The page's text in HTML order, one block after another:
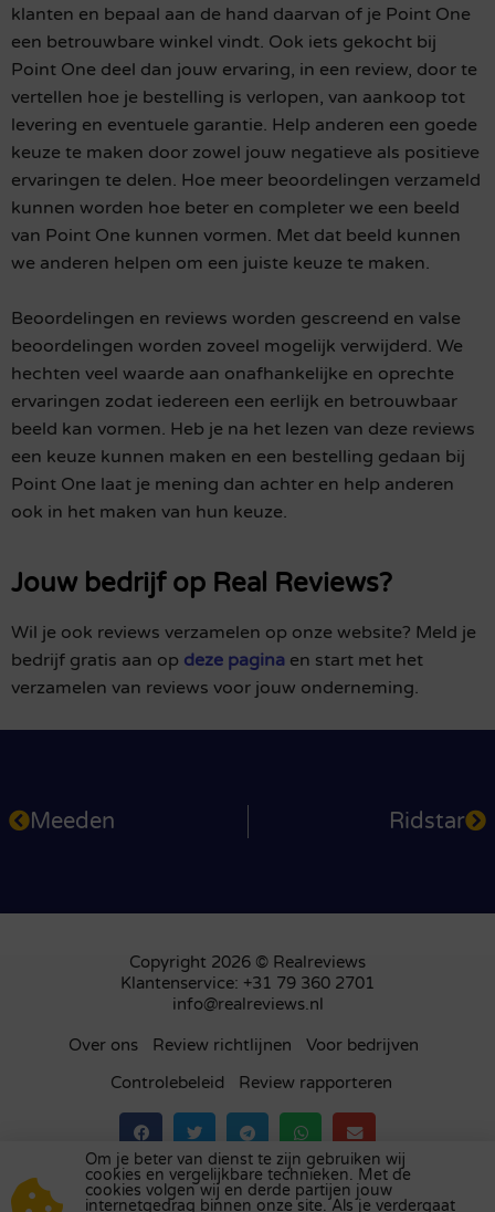
klanten en bepaal aan de hand daarvan of je Point One
een betrouwbare winkel vindt. Ook iets gekocht bij
Point One deel dan jouw ervaring, in een review, door te
vertellen hoe je bestelling is verlopen, van aankoop tot
levering en eventuele garantie. Help anderen een goede
keuze te maken door zowel jouw negatieve als positieve
ervaringen te delen. Hoe meer beoordelingen verzameld
kunnen worden hoe beter en completer we een beeld
van Point One kunnen vormen. Met dat beeld kunnen
we anderen helpen om een juiste keuze te maken.
Beoordelingen en reviews worden gescreend en valse
beoordelingen worden zoveel mogelijk verwijderd. We
hechten veel waarde aan onafhankelijke en oprechte
ervaringen zodat iedereen een eerlijk en betrouwbaar
beeld kan vormen. Heb je na het lezen van deze reviews
een keuze kunnen maken en een bestelling gedaan bij
Point One laat je mening dan achter en help anderen
ook in het maken van hun keuze.
Jouw bedrijf op Real Reviews?
Wil je ook reviews verzamelen op onze website? Meld je
bedrijf gratis aan op deze pagina en start met het
verzamelen van reviews voor jouw onderneming.
Meeden Ridstar
Copyright 2026 © Realreviews
Klantenservice: +31 79 360 2701
info@realreviews.nl
Over ons Review richtlijnen
Voor bedrijven
Controlebeleid
Review rapporteren
Bezoek ons review platform inhet Verenigd
Om je beter van dienst te zijn gebruiken wij
cookies en vergelijkbare technieken. Met de
cookies volgen wij en derde partijen jouw
internetgedrag binnen onze site. Als je verdergaat